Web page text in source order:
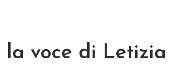
la voce di Letizia